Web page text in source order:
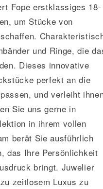
Fope erstklassiges 18-
um Stücke von
und Ringe, die
Dieses innovative
perfekt an die
und verleiht
Sie uns gerne in
in ihrem vollen
berät Sie ausführlich
das Ihre Persönlichkeit
bringt. Juwelier
zeitlosem Luxus zu